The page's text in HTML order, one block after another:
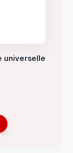
universelle